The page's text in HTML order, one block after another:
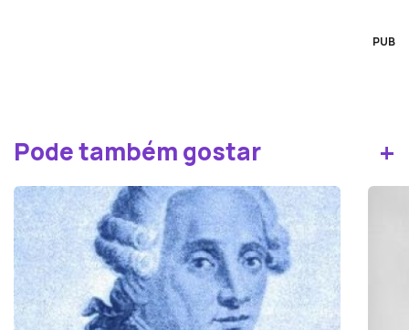
PUB
Pode também gostar +